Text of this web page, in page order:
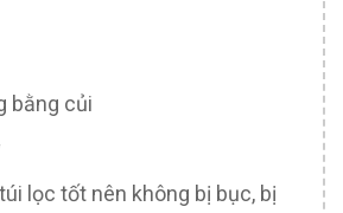
bằng củi
lọc tốt nên không bị bục, bị